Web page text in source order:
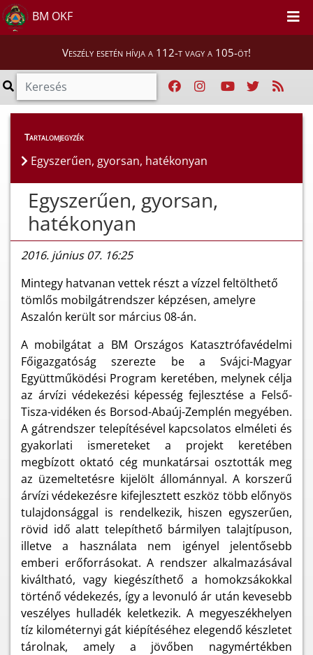
BM OKF
Veszély esetén hívja a 112-t vagy a 105-öt!
Híreink > Hírek
Tartalomjegyzék
Egyszerűen, gyorsan, hatékonyan
Egyszerűen, gyorsan,
hatékonyan
2016. június 07. 16:25
Mintegy hatvanan vettek részt a vízzel feltölthető
tömlős mobilgátrendszer képzésen, amelyre
Aszalón került sor március 08-án.
A mobilgátat a BM Országos Katasztrófavédelmi
Főigazgatóság szerezte be a Svájci-Magyar
Együttműködési Program keretében, melynek célja
az árvízi védekezési képesség fejlesztése a Felső-
Tisza-vidéken és Borsod-Abaúj-Zemplén megyében.
A gátrendszer telepítésével kapcsolatos elméleti és
gyakorlati ismereteket a projekt keretében
megbízott oktató cég munkatársai osztották meg
az üzemeltetésre kijelölt állománnyal. A korszerű
árvízi védekezésre kifejlesztett eszköz több előnyös
tulajdonsággal is rendelkezik, hiszen egyszerűen,
rövid idő alatt telepíthető bármilyen talajtípuson,
illetve a használata nem igényel jelentősebb
emberi erőforrásokat. A rendszer alkalmazásával
kiváltható, vagy kiegészíthető a homokzsákokkal
történő védekezés, így a levonuló ár után kevesebb
veszélyes hulladék keletkezik. A megyeszékhelyen
tíz kilométernyi gát kiépítéséhez elegendő készletet
tárolnak, amely a jövőben nagymértékben